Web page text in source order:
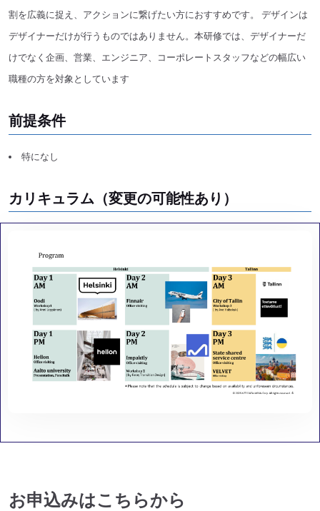
割を広義に捉え、アクションに繋げたい⽅におすすめです。 デザインは
デザイナーだけが⾏うものではありません。本研修では、デザイナーだ
けでなく企画、営業、エンジニア、コーポレートスタッフなどの幅広い
職種の⽅を対象としています
前提条件
特になし
カリキュラム（変更の可能性あり）
お申込みはこちらから